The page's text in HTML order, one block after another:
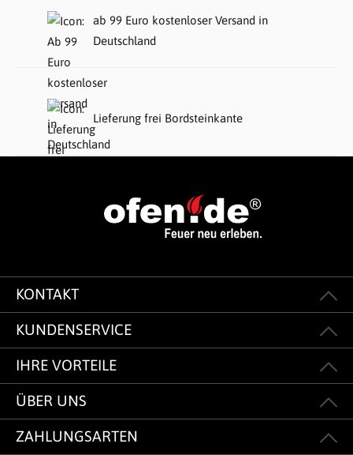
ab 99 Euro kostenloser Versand in
Deutschland
Lieferung frei Bordsteinkante
KONTAKT
KUNDENSERVICE
IHRE VORTEILE
ÜBER UNS
ZAHLUNGSARTEN